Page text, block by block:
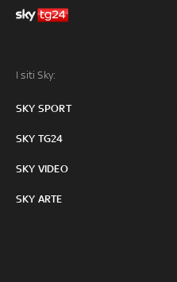
I siti Sky:
SKY SPORT
SKY TG24
SKY VIDEO
SKY ARTE